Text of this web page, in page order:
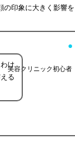
の印象に大きく影響を
美容クリニック初心者
け
る